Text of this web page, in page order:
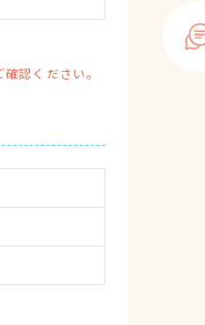
認ください。